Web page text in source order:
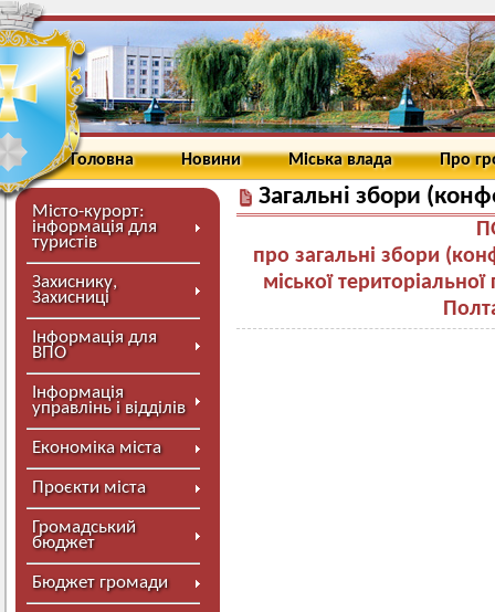
Головна Новини Міська влада Про
Місто-курорт:
інформація для
туристів
Захиснику,
Захисниці
Інформація для
ВПО
Інформація
управлінь і відділів
Економіка міста
Проєкти міста
Громадський
бюджет
Бюджет громади
Загальні збори
про загальні збори
міської